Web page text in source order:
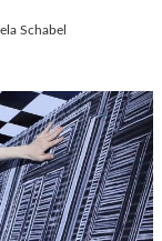
Schabel